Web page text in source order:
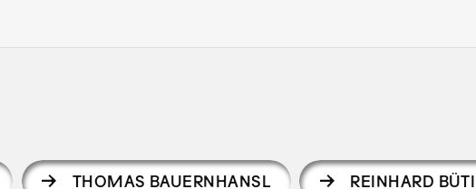
THOMAS BAUERNHANSL REINHARD